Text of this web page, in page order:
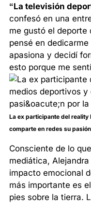
“La televisión
confesó en una
me gustó el deporte
pensé en
apasiona y decidí
esto porque me
La ex participante del
comparte en redes su
Consciente de lo
mediática,
impacto emocional
más importante es
pies sobre la tierra.